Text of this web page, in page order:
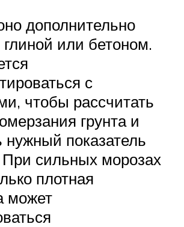
дополнительно
глиной или бетоном.
с
чтобы рассчитать
грунта и
нужный показатель
При сильных морозах
плотная
может